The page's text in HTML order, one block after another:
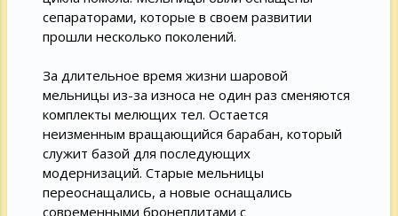
сепараторами, которые в своем развитии
прошли несколько поколений.
За длительное время жизни шаровой
мельницы из-за износа не один раз сменяются
комплекты мелющих тел. Остается
неизменным вращающийся барабан, который
служит базой для последующих
модернизаций. Старые мельницы
переоснащались, а новые оснащались
современными бронеплитами с